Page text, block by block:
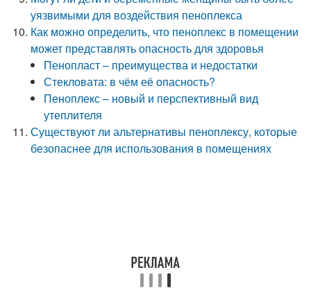
уязвимыми для воздействия пеноплекса
Как можно определить, что пеноплекс в помещении
может представлять опасность для здоровья
Пенопласт – преимущества и недостатки
Стекловата: в чём её опасность?
Пеноплекс – новый и перспективный вид
утеплителя
Существуют ли альтернативы пеноплексу, которые
безопаснее для использования в помещениях